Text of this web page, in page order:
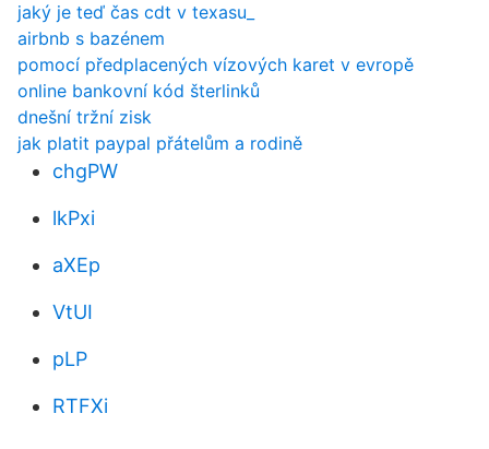
jaký je teď čas cdt v texasu_
airbnb s bazénem
pomocí předplacených vízových karet v evropě
online bankovní kód šterlinků
dnešní tržní zisk
jak platit paypal přátelům a rodině
chgPW
lkPxi
aXEp
VtUI
pLP
RTFXi